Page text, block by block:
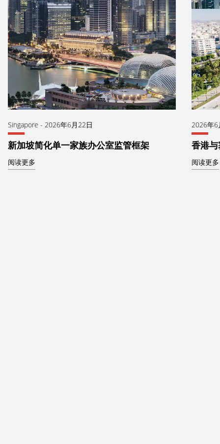
Singapore - 2026年6月22日
新加坡简化单一家族办公室监管框架
阅读更多
2026年
香港
阅读更多